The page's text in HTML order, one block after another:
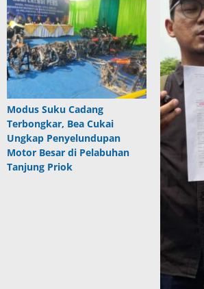
Modus Suku Cadang
Terbongkar, Bea Cukai
Ungkap Penyelundupan
Motor Besar di Pelabuhan
Tanjung Priok